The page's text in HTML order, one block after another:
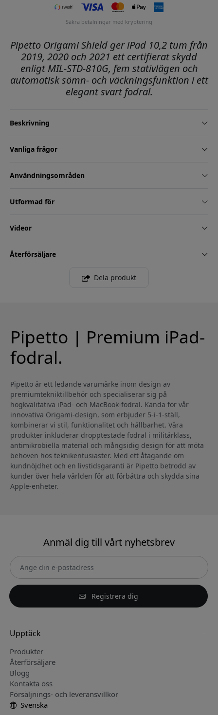
Säkra betalningar med kryptering
Pipetto Origami Shield ger iPad 10,2 tum från
2019, 2020 och 2021 ett certifierat skydd
enligt MIL-STD-810G, fem stativlägen och
automatisk sömn- och väckningsfunktion i ett
elegant svart fodral.
Beskrivning
Vanliga frågor
Användningsområden
Utformad för
Videor
Återförsäljare
Dela produkt
Pipetto | Premium iPad-
fodral.
Pipetto är ett ledande varumärke inom design av
premiumtekniktillbehör och specialiserar sig på
högkvalitativa iPad- och MacBook-fodral. Kända för vår
innovativa Origami-design, som erbjuder 5-i-1-ställ,
kombinerar vi stil, funktionalitet och hållbarhet. Våra
produkter inkluderar dropptestade fodral i militärklass,
antimikrobiella material och mångsidig design för att möta
behoven hos teknikentusiaster. Med ett åtagande om
kundnöjdhet och en livstidsgaranti är Pipetto betrodd av
kunder över hela världen för att förbättra och skydda sina
Apple-enheter.
Anmäl dig till vårt nyhetsbrev
Registrera dig
Upptäck
Produkter
Återförsäljare
Blogg
Kontakta oss
Försäljnings- och leveransvillkor
Svenska